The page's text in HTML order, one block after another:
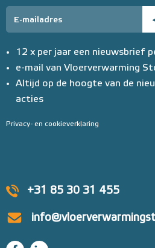
+31 85 30 31 455
12 x per jaar een nieuwsbrief
e-mail van Vloerverwarming
Altijd op de hoogte van de
acties
Privacy- en cookieverklaring